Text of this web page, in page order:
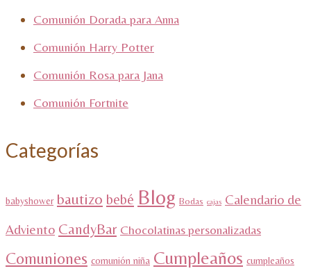
Comunión Dorada para Anna
Comunión Harry Potter
Comunión Rosa para Jana
Comunión Fortnite
Categorías
babyshower bautizo bebé Blog Bodas cajas Calendario de
Adviento CandyBar Chocolatinas personalizadas
Comuniones comunión niña Cumpleaños cumpleaños